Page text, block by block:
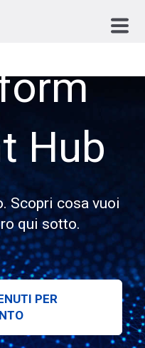
Hub
Scopri cosa vuoi
qui sotto.
PER